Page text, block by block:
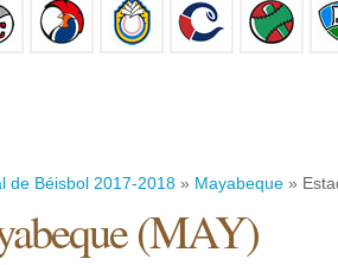
de Béisbol 2017-2018 » Mayabeque »
(MAY)